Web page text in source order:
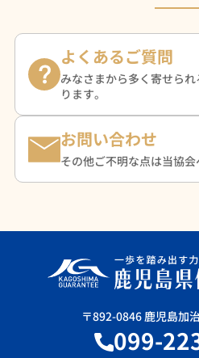
よくあるご質問
みなさまから多く寄せら
ります。
お問い合わせ
その他ご不明な点は当協会
〒892-0846 鹿児島加
099-